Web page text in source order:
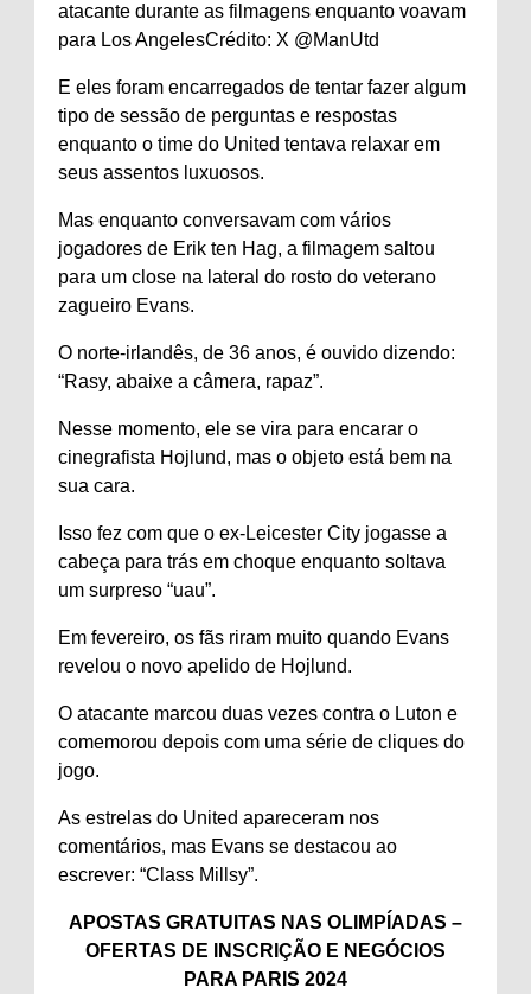
atacante durante as filmagens enquanto voavam
para Los AngelesCrédito: X @ManUtd
E eles foram encarregados de tentar fazer algum
tipo de sessão de perguntas e respostas
enquanto o time do United tentava relaxar em
seus assentos luxuosos.
Mas enquanto conversavam com vários
jogadores de Erik ten Hag, a filmagem saltou
para um close na lateral do rosto do veterano
zagueiro Evans.
O norte-irlandês, de 36 anos, é ouvido dizendo:
“Rasy, abaixe a câmera, rapaz”.
Nesse momento, ele se vira para encarar o
cinegrafista Hojlund, mas o objeto está bem na
sua cara.
Isso fez com que o ex-Leicester City jogasse a
cabeça para trás em choque enquanto soltava
um surpreso “uau”.
Em fevereiro, os fãs riram muito quando Evans
revelou o novo apelido de Hojlund.
O atacante marcou duas vezes contra o Luton e
comemorou depois com uma série de cliques do
jogo.
As estrelas do United apareceram nos
comentários, mas Evans se destacou ao
escrever: “Class Millsy”.
APOSTAS GRATUITAS NAS OLIMPÍADAS –
OFERTAS DE INSCRIÇÃO E NEGÓCIOS
PARA PARIS 2024